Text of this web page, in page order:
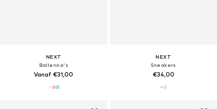
NEXT
Ballerina's
Vanaf €31,00
NEXT
Sneakers
€34,00